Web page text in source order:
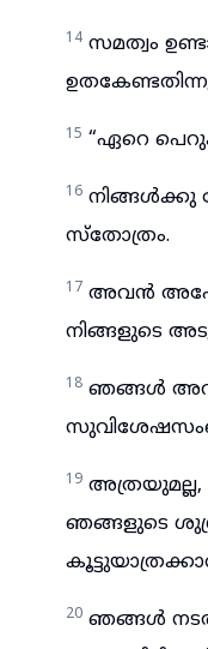
14 സമത്വം
15 “ഏറെ
16 നിങ്ങൾക്കു
സ്തോത്രം.
17 അവൻ
നിങ്ങളുടെ
18 ഞങ്ങൾ
19 അത്രയുമല്ല,
ഞങ്ങളുടെ
20 ഞങ്ങൾ